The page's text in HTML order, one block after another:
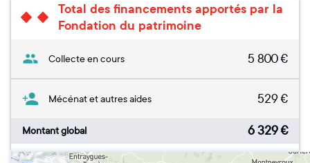
Total des financements apportés par la
Fondation du patrimoine
Collecte en cours 5 800€
Mécénat et autres aides 529€
Montant global 6 329€